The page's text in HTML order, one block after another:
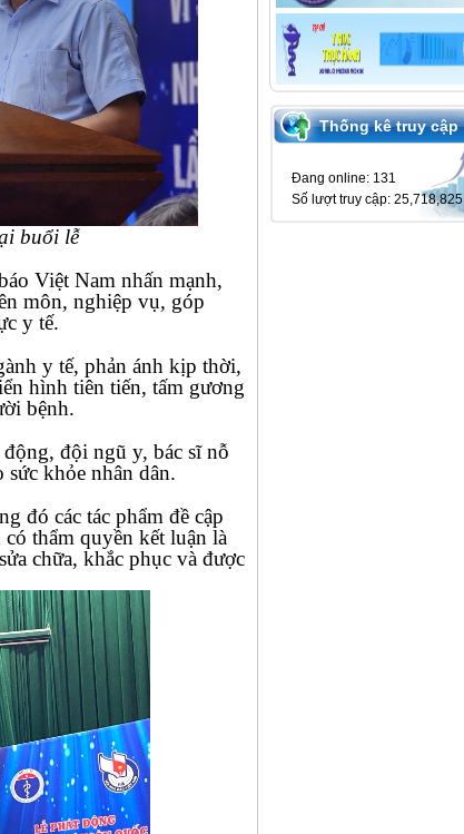
buổi lễ
Việt Nam nhấn mạnh,
môn, nghiệp vụ, góp
y tế.
y tế, phản ánh kịp thời,
hình tiên tiến, tấm gương
bệnh.
đội ngũ y, bác sĩ nỗ
sức khỏe nhân dân.
đó các tác phẩm đề cập
thẩm quyền kết luận là
chữa, khắc phục và được
Thống kê truy cập
Đang online: 131
Số lượt truy cập: 25,718,825